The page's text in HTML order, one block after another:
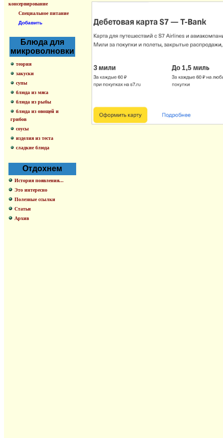
консервирование
Специальное питание
Добавить
Блюда для
микроволновки
теория
закуски
супы
блюда из мяса
блюда из рыбы
блюда из овощей и
грибов
соусы
изделия из теста
сладкие блюда
Отдохнем
История появления...
Это интересно
Полезные ссылки
Статьи
Архив